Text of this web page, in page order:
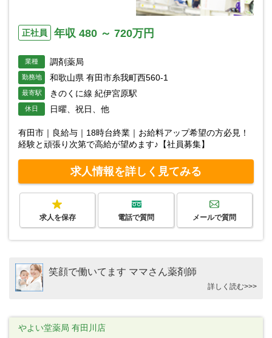
正社員 年収 480 ～ 720万円
業種 調剤薬局
勤務地 和歌山県 有田市糸我町西560-1
最寄駅 きのくに線 紀伊宮原駅
休日 日曜、祝日、他
有田市｜良給与｜18時台終業｜お給料アップ希望の方必見！
経験と頑張り次第で高給が望めます♪【社員募集】
求人情報を詳しく見てみる
求人を保存 電話で質問 メールで質問
笑顔で働いてます ママさん薬剤師
詳しく読む>>>
やよい堂薬局 有田川店